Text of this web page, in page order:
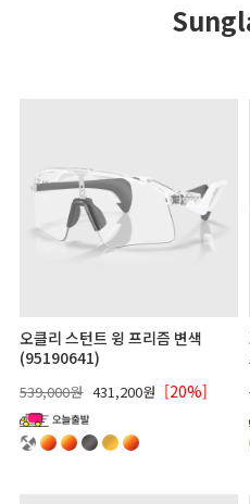
오클리 스턴트 윙 프리즘 변색
(95190641)
539,000원 431,200원 [20%]